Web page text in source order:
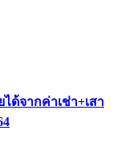
ด้จากค่าเช่า+เสา